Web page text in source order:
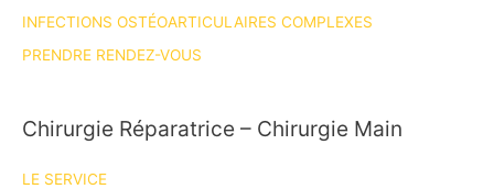
type
INFECTIONS OSTÉOARTICULAIRES COMPLEXES
PRENDRE RENDEZ-VOUS
Chirurgie Réparatrice – Chirurgie Main
LE SERVICE